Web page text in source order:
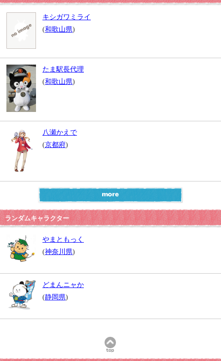
キシガワミライ
(和歌山県)
たま駅長代理
(和歌山県)
八瀬かえで
(京都府)
ランダムキャラクター
やまともっく
(神奈川県)
どまんニャか
(静岡県)